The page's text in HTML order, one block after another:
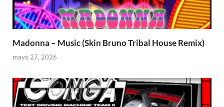
Madonna – Music (Skin Bruno Tribal House Remix)
mayo 27, 2026